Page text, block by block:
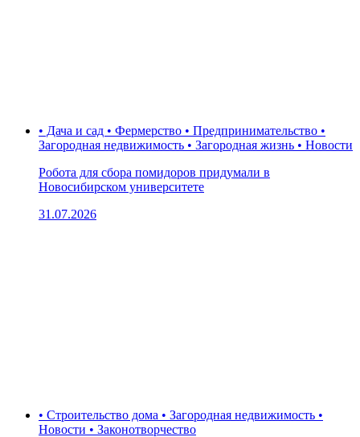
• Дача и сад • Фермерство • Предпринимательство •
Загородная недвижимость • Загородная жизнь • Новости
Робота для сбора помидоров придумали в
Новосибирском университете
31.07.2026
• Строительство дома • Загородная недвижимость •
Новости • Законотворчество